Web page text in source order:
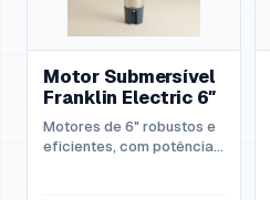
Motor Submersível
Franklin Electric 6″
Motores de 6" robustos e
eficientes, com potências